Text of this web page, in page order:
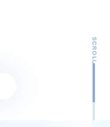
SCROLL